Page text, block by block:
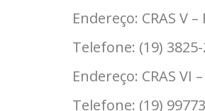
Endereço: CRAS V –
Telefone: (19)
Endereço: CRAS
Telefone: (19)